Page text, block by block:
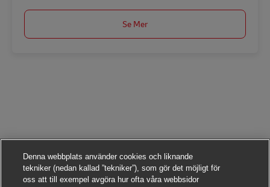
Se Mer
Denna webbplats använder cookies och liknande
tekniker (nedan kallad ”tekniker”), som gör det möjligt för
oss att till exempel avgöra hur ofta våra webbsidor